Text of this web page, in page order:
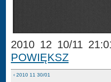
2010 12 10/11
POWIĘKSZ
‹ 2010 11 30/01